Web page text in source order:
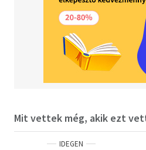
Mit vettek még, akik ezt
IDEGEN